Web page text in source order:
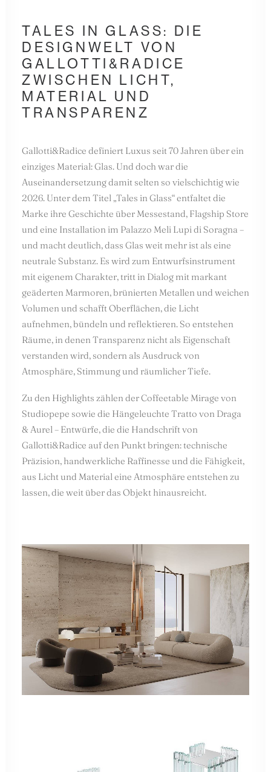
TALES IN GLASS: DIE
DESIGNWELT VON
GALLOTTI&RADICE
ZWISCHEN LICHT,
MATERIAL UND
TRANSPARENZ
Gallotti&Radice definiert Luxus seit 70 Jahren über ein
einziges Material: Glas. Und doch war die
Auseinandersetzung damit selten so vielschichtig wie
2026. Unter dem Titel „Tales in Glass“ entfaltet die
Marke ihre Geschichte über Messestand, Flagship Store
und eine Installation im Palazzo Meli Lupi di Soragna –
und macht deutlich, dass Glas weit mehr ist als eine
neutrale Substanz. Es wird zum Entwurfsinstrument
mit eigenem Charakter, tritt in Dialog mit markant
geäderten Marmoren, brünierten Metallen und weichen
Volumen und schafft Oberflächen, die Licht
aufnehmen, bündeln und reflektieren. So entstehen
Räume, in denen Transparenz nicht als Eigenschaft
verstanden wird, sondern als Ausdruck von
Atmosphäre, Stimmung und räumlicher Tiefe.
Zu den Highlights zählen der Coffeetable Mirage von
Studiopepe sowie die Hängeleuchte Tratto von Draga
& Aurel – Entwürfe, die die Handschrift von
Gallotti&Radice auf den Punkt bringen: technische
Präzision, handwerkliche Raffinesse und die Fähigkeit,
aus Licht und Material eine Atmosphäre entstehen zu
lassen, die weit über das Objekt hinausreicht.